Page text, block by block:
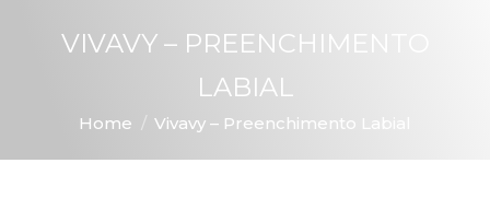
VIVAVY – PREENCHIMENTO
LABIAL
You are here:
Home Vivavy – Preenchimento Labial